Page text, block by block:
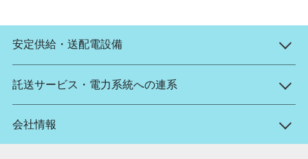
安定供給・送配電設備
託送サービス・電力系統への連系
会社情報